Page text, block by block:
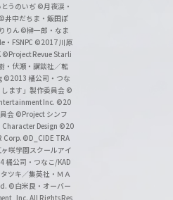
うのいぢ ©月夜涙・
©井中だちま・飯田ぽ
りん ©榊一郎・なま
FSNPC ©2017 川原
©Project Revue Starli
・伏瀬・講談社／転
©2013 橘公司・つな
ます」製作委員会 ©
Inc. ©20
会 ©Project シンフ
Design ©20
Corp. ©D_CIDE TRA
咲学園スクールアイ
橘公司・つなこ/KAD
ツキ／集英社・ＭＡ
©白米良・オーバー
Inc. All Rights Res